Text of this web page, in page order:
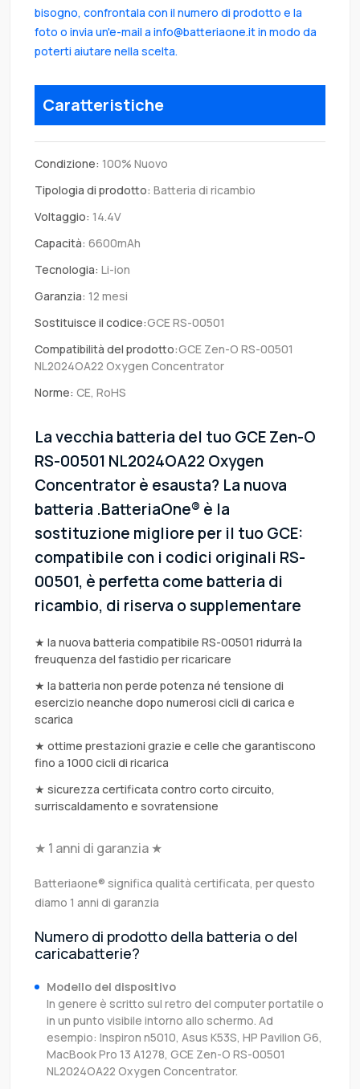
bisogno, confrontala con il numero di prodotto e la
foto o invia un'e-mail a info@batteriaone.it in modo da
poterti aiutare nella scelta.
Caratteristiche
Condizione: 100% Nuovo
Tipologia di prodotto: Batteria di ricambio
Voltaggio: 14.4V
Capacità: 6600mAh
Tecnologia: Li-ion
Garanzia: 12 mesi
Sostituisce il codice:GCE RS-00501
Compatibilità del prodotto:GCE Zen-O RS-00501
NL2024OA22 Oxygen Concentrator
Norme: CE, RoHS
La vecchia batteria del tuo GCE Zen-O
RS-00501 NL2024OA22 Oxygen
Concentrator è esausta? La nuova
batteria .BatteriaOne® è la
sostituzione migliore per il tuo GCE:
compatibile con i codici originali RS-
00501, è perfetta come batteria di
ricambio, di riserva o supplementare
★ la nuova batteria compatibile RS-00501 ridurrà la
freuquenza del fastidio per ricaricare
★ la batteria non perde potenza né tensione di
esercizio neanche dopo numerosi cicli di carica e
scarica
★ ottime prestazioni grazie e celle che garantiscono
fino a 1000 cicli di ricarica
★ sicurezza certificata contro corto circuito,
surriscaldamento e sovratensione
★ 1 anni di garanzia ★
Batteriaone® significa qualità certificata, per questo
diamo 1 anni di garanzia
Numero di prodotto della batteria o del
caricabatterie?
Modello del dispositivo
In genere è scritto sul retro del computer portatile o
in un punto visibile intorno allo schermo. Ad
esempio: Inspiron n5010, Asus K53S, HP Pavilion G6,
MacBook Pro 13 A1278, GCE Zen-O RS-00501
NL2024OA22 Oxygen Concentrator.